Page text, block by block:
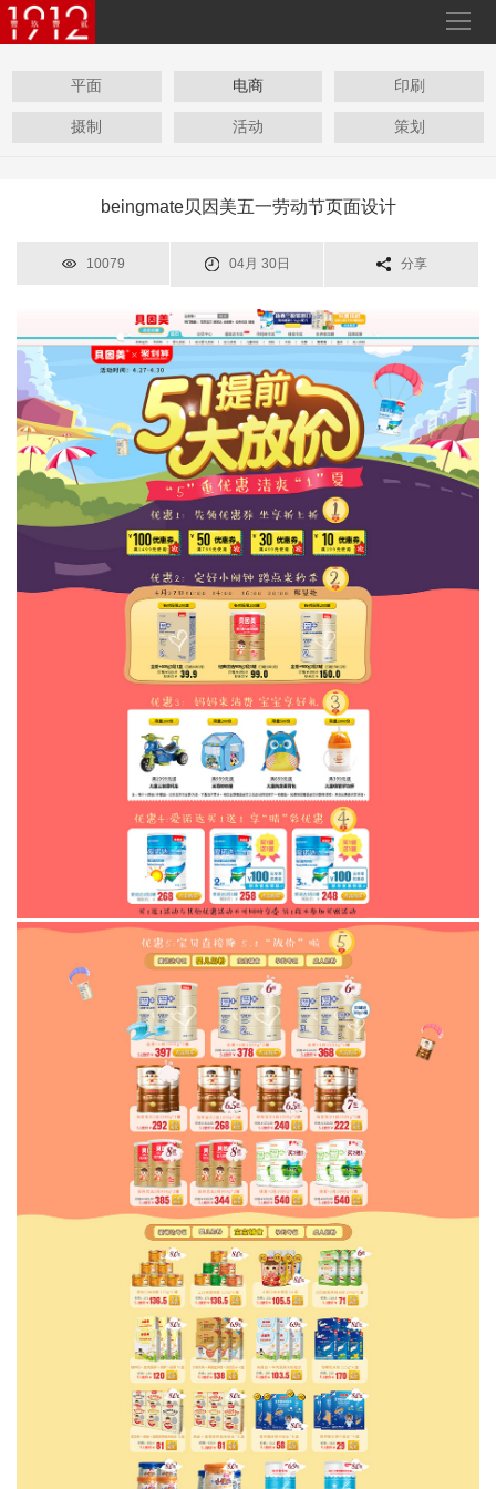
平面 电商 印刷
摄制 活动 策划
beingmate贝因美五一劳动节页面设计
10079 04月 30日 分享